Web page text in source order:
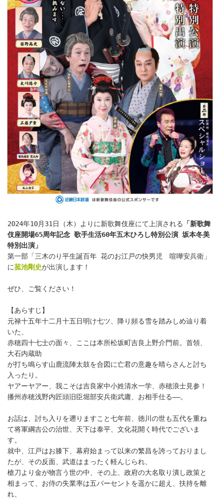
2024年10月31日（木）よりに新歌舞伎座にて上演される
「新歌舞
伎座開場65周年記念 歌手生活60年五木ひろし特別公演 坂本冬美
特別出演」
第一部「三木のり平生誕百年 花のお江戸の快男児　喧嘩安兵衛」
に菰池剛史が出演します！
ぜひ、ご覧ください！
【あらすじ】
元禄十五年十二月十五日明け七ツ、降り頻る雪を踏みしめ辿り着
いた、
赤穂四十七士の面々、ここは本所松坂町吉良上野介門前。首領、
大石内蔵助
が打ち鳴らす山鹿流陣太鼓を合図に亡君の意趣を晴らさんと討ち
入ったり。
ヤアーヤアー、我こそは吉良家中小姓清水一学、赤穂浪士見参！
播州赤穂浅野内匠頭旧臣堀部安兵衛武庸、お相手仕る――。
お話は、討ち入りを遡りますこと七年前、徳川の世も五代を重ね
て将軍綱吉公の治世、天下は泰平、文化花開く時代でございま
す。
就中、江戸はお膝下、幕府始まって以来の繁昌を誇っておりまし
たが、その反面、武道はまったく軽んじられ、
槍刀より金が物言う世の中、その上、政府の大名取り潰し政策と
相まって、お侍の失業率は五パーセントを遥かに超え、扶持を離
れ、